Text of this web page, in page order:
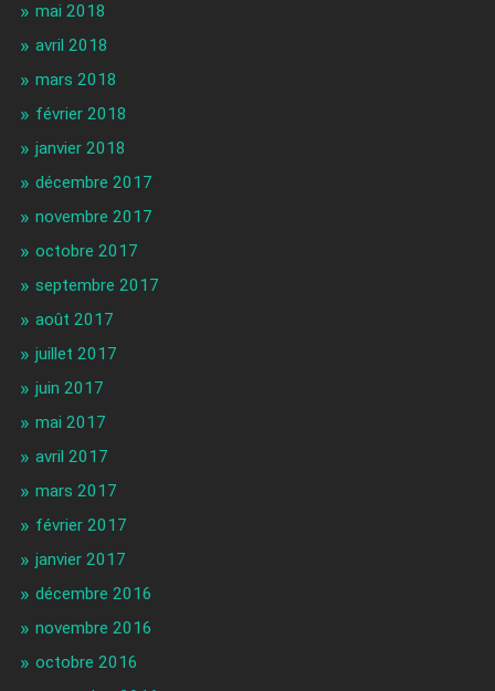
mai 2018
avril 2018
mars 2018
février 2018
janvier 2018
décembre 2017
novembre 2017
octobre 2017
septembre 2017
août 2017
juillet 2017
juin 2017
mai 2017
avril 2017
mars 2017
février 2017
janvier 2017
décembre 2016
novembre 2016
octobre 2016